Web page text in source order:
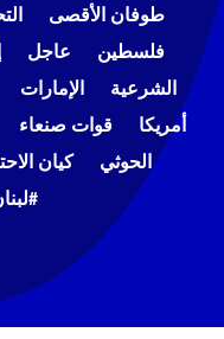
طوفان الأقصى
فلسطين
عاجل
الشرعية
الإمارات
أمريكا
قوات صنعاء
الحوثي
كيان